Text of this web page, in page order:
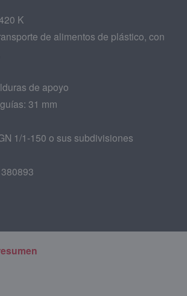
K
de alimentos de plástico, con
de apoyo
31 mm
1/1-150 o sus subdivisiones